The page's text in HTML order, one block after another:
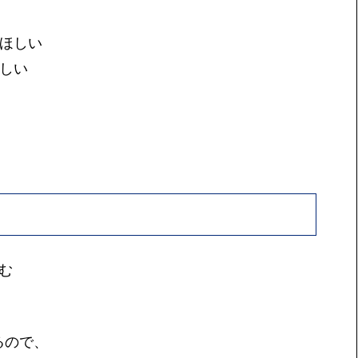
しい
い
で、